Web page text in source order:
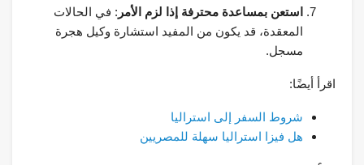
استعن بمساعدة محترفة إذا لزم الأمر : في الحالات
المعقدة، قد يكون من المفيد استشارة وكيل هجرة
مسجل.
اقرأ أيضًا:
شروط السفر إلى استراليا
هل فيزا استراليا سهلة للمصريين